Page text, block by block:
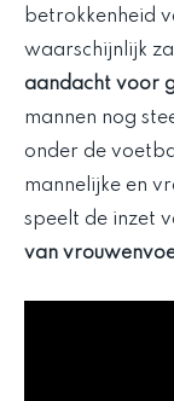
betrokkenheid
waarschijnlijk
aandacht voor
mannen nog
onder de
mannelijke en
speelt de inzet
van